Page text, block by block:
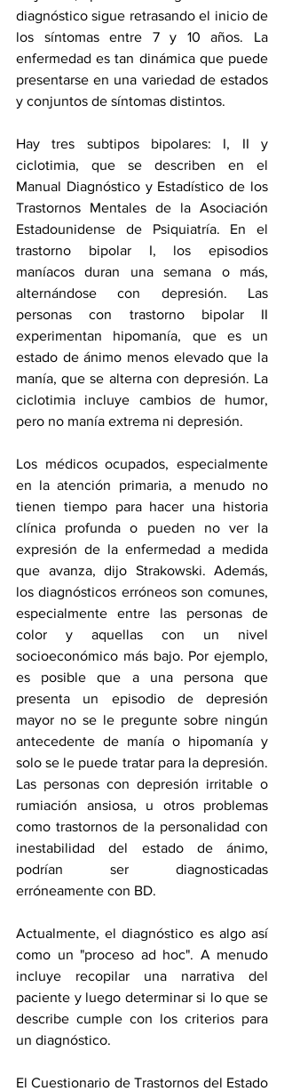
diagnóstico sigue retrasando el inicio de
los síntomas entre 7 y 10 años. La
enfermedad es tan dinámica que puede
presentarse en una variedad de estados
y conjuntos de síntomas distintos.
Hay tres subtipos bipolares: I, II y
ciclotimia, que se describen en el
Manual Diagnóstico y Estadístico de los
Trastornos Mentales de la Asociación
Estadounidense de Psiquiatría. En el
trastorno bipolar I, los episodios
maníacos duran una semana o más,
alternándose con depresión. Las
personas con trastorno bipolar II
experimentan hipomanía, que es un
estado de ánimo menos elevado que la
manía, que se alterna con depresión. La
ciclotimia incluye cambios de humor,
pero no manía extrema ni depresión.
Los médicos ocupados, especialmente
en la atención primaria, a menudo no
tienen tiempo para hacer una historia
clínica profunda o pueden no ver la
expresión de la enfermedad a medida
que avanza, dijo Strakowski. Además,
los diagnósticos erróneos son comunes,
especialmente entre las personas de
color y aquellas con un nivel
socioeconómico más bajo. Por ejemplo,
es posible que a una persona que
presenta un episodio de depresión
mayor no se le pregunte sobre ningún
antecedente de manía o hipomanía y
solo se le puede tratar para la depresión.
Las personas con depresión irritable o
rumiación ansiosa, u otros problemas
como trastornos de la personalidad con
inestabilidad del estado de ánimo,
podrían ser diagnosticadas
erróneamente con BD.
Actualmente, el diagnóstico es algo así
como un "proceso ad hoc". A menudo
incluye recopilar una narrativa del
paciente y luego determinar si lo que se
describe cumple con los criterios para
un diagnóstico.
El Cuestionario de Trastornos del Estado